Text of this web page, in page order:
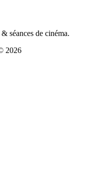
séances de cinéma.
2026